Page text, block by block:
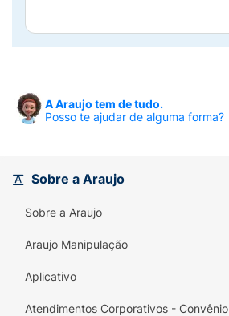
A Araujo tem de tudo.
Posso te ajudar de alguma forma?
Sobre a Araujo
Sobre a Araujo
Araujo Manipulação
Aplicativo
Atendimentos Corporativos - Convênio